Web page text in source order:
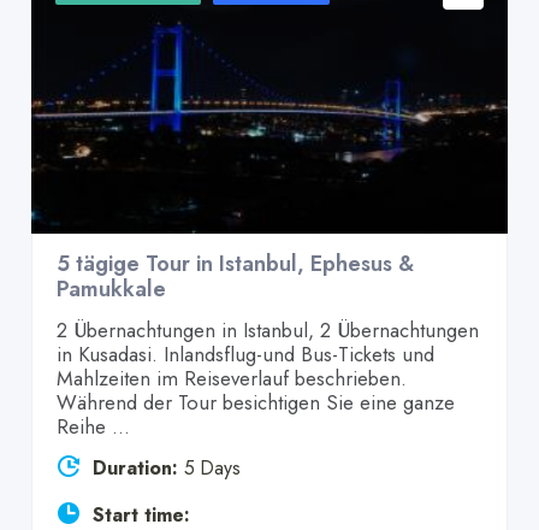
5 tägige Tour in Istanbul, Ephesus &
Pamukkale
2 Übernachtungen in Istanbul, 2 Übernachtungen
in Kusadasi. Inlandsflug-und Bus-Tickets und
Mahlzeiten im Reiseverlauf beschrieben.
Während der Tour besichtigen Sie eine ganze
Reihe ...
Duration: 5 Days
Start time: